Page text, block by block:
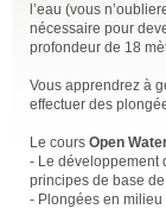
l’eau (vous
nécessaire pour
profondeur de 18
Vous apprendrez à
effectuer des
Le cours Open
- Le développement
principes de base
- Plongées en